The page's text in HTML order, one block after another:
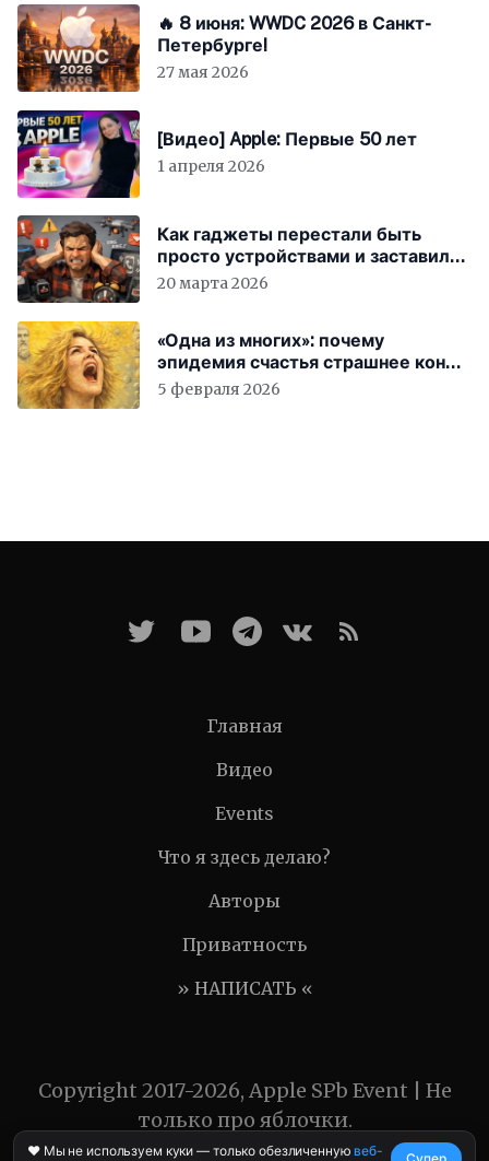
🔥 8 июня: WWDC 2026 в Санкт-
Петербурге!
27 мая 2026
[Видео] Apple: Первые 50 лет
1 апреля 2026
Как гаджеты перестали быть
просто устройствами и заставили
вас бесплатно работать
20 марта 2026
«Одна из многих»: почему
эпидемия счастья страшнее конца
света
5 февраля 2026
Главная
Видео
Events
Что я здесь делаю?
Авторы
Приватность
» НАПИСАТЬ «
Copyright 2017-2026, Apple SPb Event | Не
только про яблочки.
❤️ Мы не используем куки — только обезличеннуювеб-